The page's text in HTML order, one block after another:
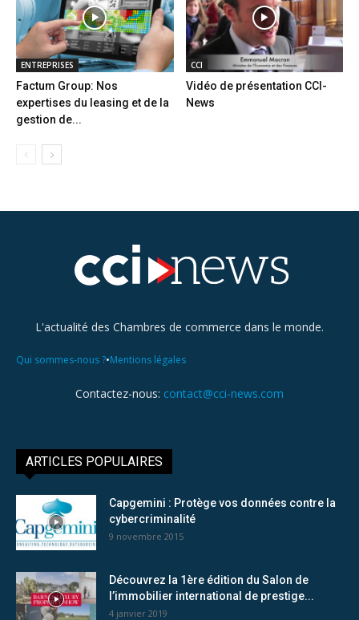
ENTREPRISES
Factum Group: Nos
expertises du leasing et de la
gestion de...
CCI
Vidéo de présentation CCI-
News
L'actualité des Chambres de commerce dans le monde.
Qui sommes-nous ?•Mentions légales
Contactez-nous: contact@cci-news.com
ARTICLES POPULAIRES
Capgemini : Protège vos données contre la
cybercriminalité
9 novembre 2015
Découvrez la 1ère édition du Salon de
l’immobilier international de prestige...
4 janvier 2019